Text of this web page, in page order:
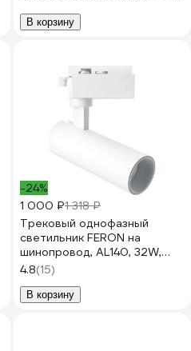
белый, 51179
В корзину
-24%
1 000 ₽1 318 ₽
Трековый однофазный
светильник FERON на
шинопровод, AL140, 32W,
4000К белый, 2880Lm,
белый, 41613
4.8(15)
В корзину